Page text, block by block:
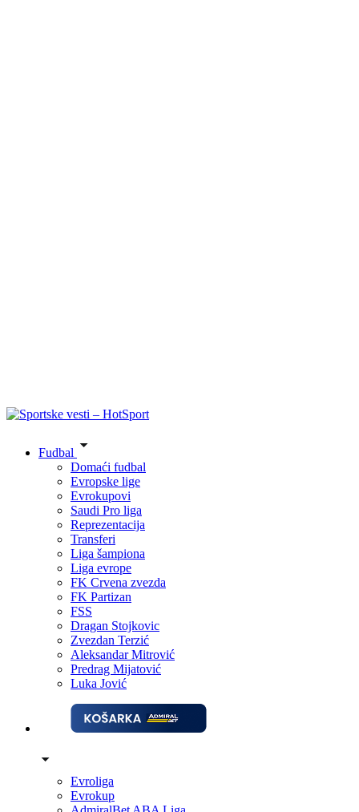
Fudbal
Domaći fudbal
Evropske lige
Evrokupovi
Saudi Pro liga
Reprezentacija
Transferi
Liga šampiona
Liga evrope
FK Crvena zvezda
FK Partizan
FSS
Dragan Stojkovic
Zvezdan Terzić
Aleksandar Mitrović
Predrag Mijatović
Luka Jović
Evroliga
Evrokup